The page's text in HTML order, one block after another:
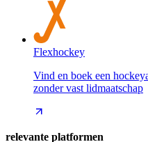
Flexhockey
Vind en boek een
zonder vast lidmaatschap
relevante platformen